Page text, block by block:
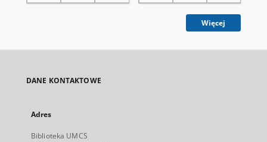
Więcej
DANE KONTAKTOWE
Adres
Biblioteka UMCS